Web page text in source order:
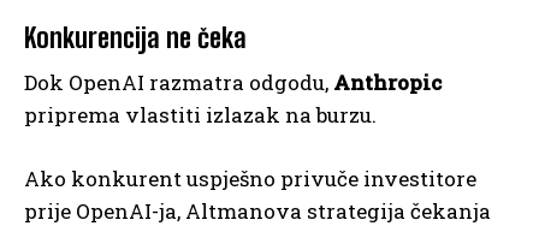
Konkurencija ne čeka
Dok OpenAI razmatra odgodu, Anthropic
priprema vlastiti izlazak na burzu.
Ako konkurent uspješno privuče investitore
prije OpenAI-ja, Altmanova strategija čekanja